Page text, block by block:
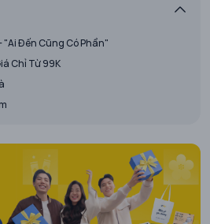
"Ai Đến Cũng Có Phần"
Chỉ Từ 99K